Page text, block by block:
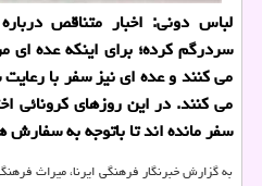
لباس دونی: اخبار متناقص
سردرگم کرده؛ برای اینکه عده
می کنند و عده ای نیز سفر با
می کنند. در این روزهای کرونائی
سفر مانده اند تا باتوجه به سفارش
به گزارش خبرنگار فرهنگی ایرنا، میراث